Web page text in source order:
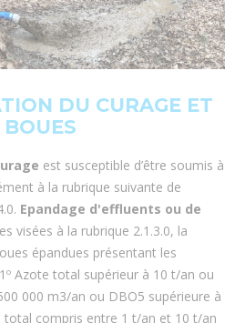
DU CURAGE ET
est susceptible d’être soumis à
à la rubrique suivante de
Epandage d'effluents ou de
visées à la rubrique 2.1.3.0, la
épandues présentant les
Azote total supérieur à 10 t/an ou
000 m3/an ou DBO5 supérieure à
total compris entre 1 t/an et 10 t/an